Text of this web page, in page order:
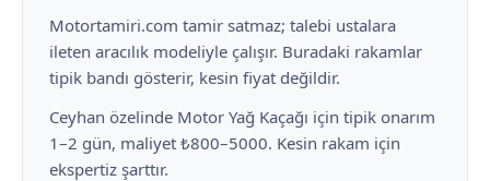
Motortamiri.com tamir satmaz; talebi ustalara
ileten aracılık modeliyle çalışır. Buradaki rakamlar
tipik bandı gösterir, kesin fiyat değildir.
Ceyhan özelinde Motor Yağ Kaçağı için tipik onarım
1–2 gün, maliyet ₺800–5000. Kesin rakam için
ekspertiz şarttır.